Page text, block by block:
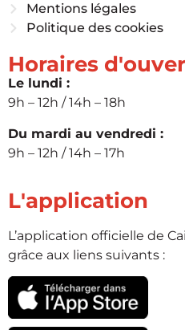
Mentions légales
Politique des cookies
Horaires
Le lundi :
9h – 12h / 14h – 18h
Du mardi au vendredi :
9h – 12h / 14h – 17h
L'application
L’application officielle de
grâce aux liens suivants :